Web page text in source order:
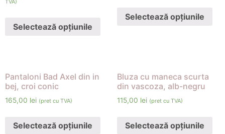
TVA)
Selectează opțiunile
Selectează opțiunile
Pantaloni Bad Axel din in
bej, croi conic
165,00 lei (pret cu TVA)
Selectează opțiunile
Bluza cu maneca scurta
din vascoza, alb-negru
115,00 lei (pret cu TVA)
Selectează opțiunile